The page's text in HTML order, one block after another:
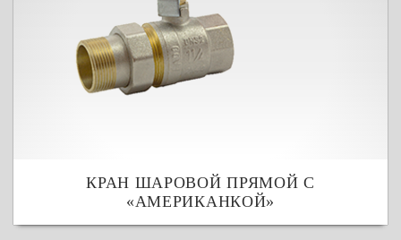
КРАН ШАРОВОЙ ПРЯМОЙ С
«АМЕРИКАНКОЙ»